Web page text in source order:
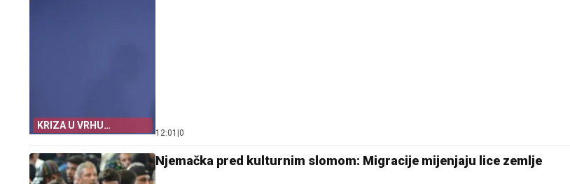
KRIZA U VRHU
NJEMAČKE
12:01 0
Njemačka pred kulturnim slomom: Migracije mijenjaju lice zemlje